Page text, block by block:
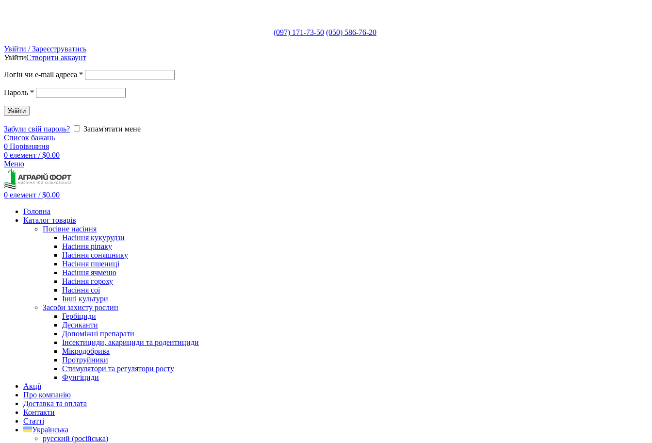
(097) 171-73-50 (050) 586-76-20
Увійти / Зареєструватись
УвійтиСтворити аккаунт
Логін чи e-mail адреса *
Пароль *
Увійти
Забули свій пароль?
Запам'ятати мене
Список бажань
0 Порівняння
0 елемент / $0.00
Меню
0 елемент / $0.00
Головна
Каталог товарів
Посівне насіння
Насіння кукурудзи
Насіння ріпаку
Насіння соняшнику
Насіння пшениці
Насіння ячменю
Насіння гороху
Насіння сої
Інші культури
Засоби захисту рослин
Гербіциди
Десиканти
Допоміжні препарати
Інсектициди, акарициди та родентициди
Мікродобрива
Протруйники
Стимулятори та регулятори росту
Фунгіциди
Акції
Про компанію
Доставка та оплата
Контакти
Статті
Українська
русский (російська)